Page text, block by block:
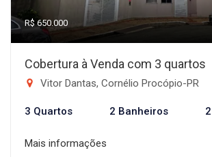
R$ 650.000
Cobertura à Venda com 3 quartos
Vitor Dantas, Cornélio Procópio-PR
3 Quartos 2 Banheiros
Mais informações